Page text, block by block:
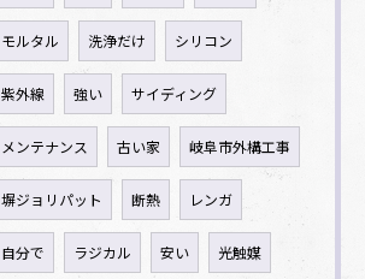
モルタル 洗浄だけ シリコン
紫外線 強い サイディング
メンテナンス 古い家 岐阜市外構工事
塀ジョリパット 断熱 レンガ
自分で ラジカル 安い 光触媒